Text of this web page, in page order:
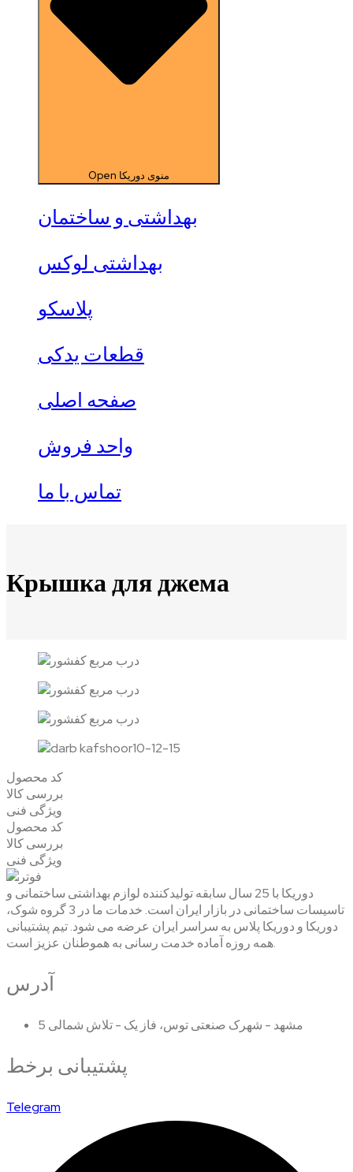
Open منوی دوریکا
بهداشتی و ساختمان
بهداشتی لوکس
پلاسکو
قطعات یدکی
صفحه اصلی
واحد فروش
تماس با ما
Крышка для джема
کد محصول
بررسی کالا
ویژگی فنی
کد محصول
بررسی کالا
ویژگی فنی
دوریکا با 25 سال سابقه تولیدکننده لوازم بهداشتی ساختمانی و
تاسیسات ساختمانی در بازار ایران است. خدمات ما در 3 گروه شوک،
دوریکا و دوریکا پلاس به سراسر ایران عرضه می شود. تیم پشتیبانی
همه روزه آماده خدمت رسانی به هموطنان عزیز است.
آدرس
مشهد - شهرک صنعتی توس، فاز یک - تلاش شمالی 5
پشتیبانی برخط
Telegram